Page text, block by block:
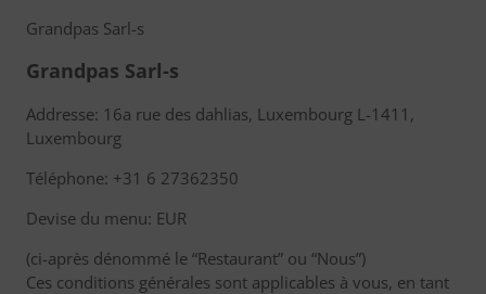
Grandpas Sarl-s
Grandpas Sarl-s
Addresse: 16a rue des dahlias, Luxembourg L-1411,
Luxembourg
Téléphone: +31 6 27362350
Devise du menu: EUR
(ci-après dénommé le “Restaurant” ou “Nous”)
Ces conditions générales sont applicables à vous, en tant